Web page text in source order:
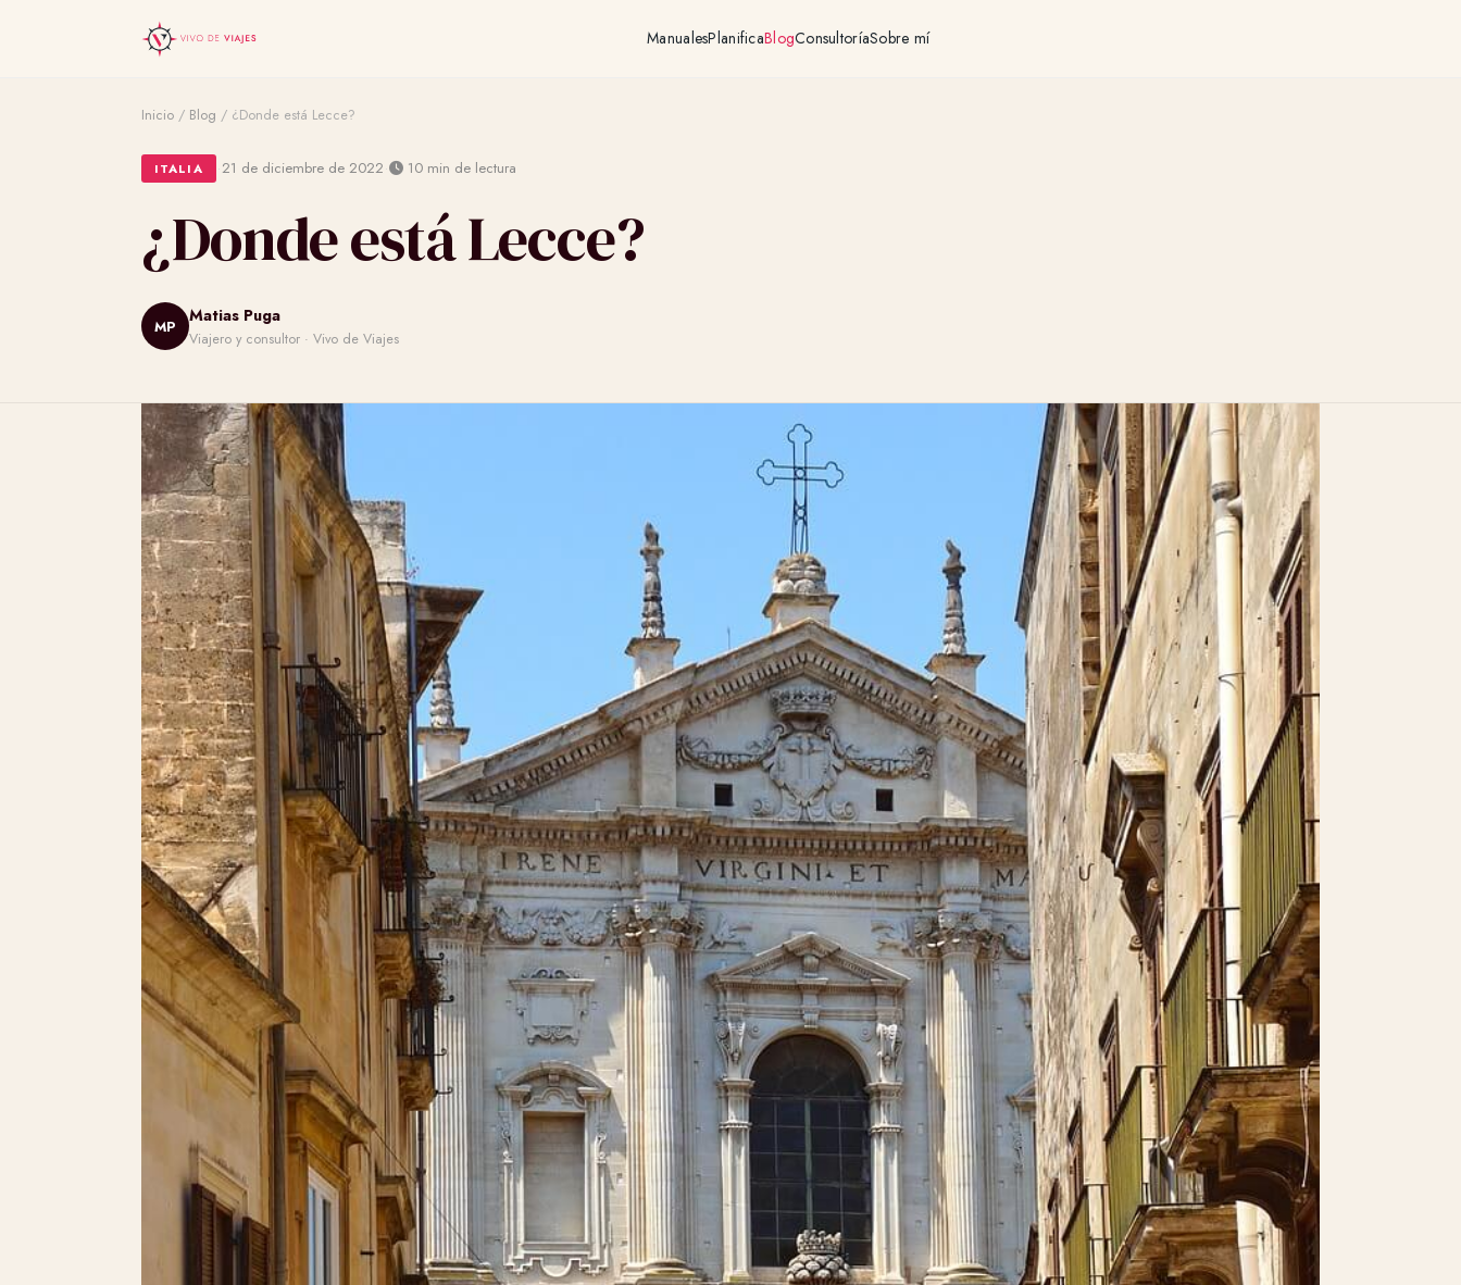
ManualesPlanificaBlogConsultoríaSobre mí
Inicio / Blog / ¿Donde está Lecce?
ITALIA ·21 de diciembre de 2022· 10 min de lectura
¿Donde está Lecce?
MP
Matias Puga
Viajero y consultor · Vivo de Viajes